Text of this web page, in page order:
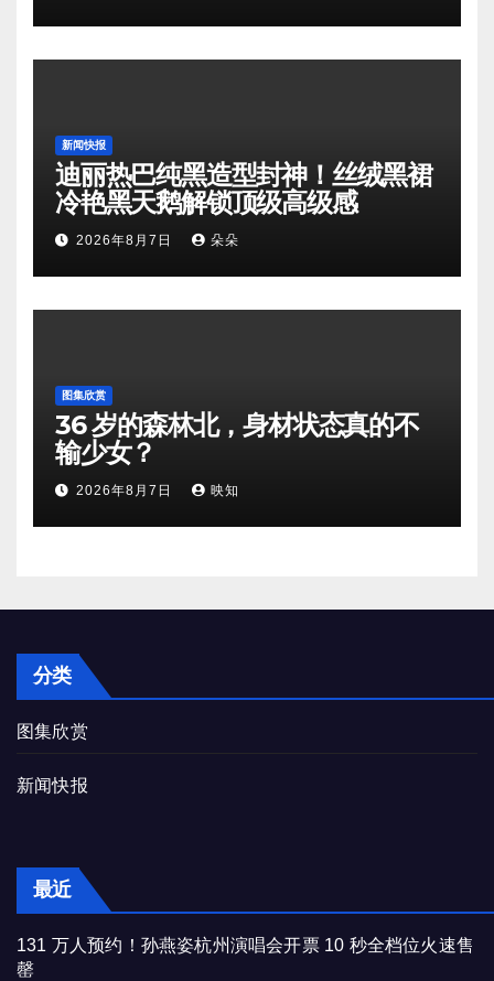
新闻快报
迪丽热巴纯黑造型封神！丝绒黑裙
冷艳黑天鹅解锁顶级高级感
2026年8月7日 朵朵
图集欣赏
36 岁的森林北，身材状态真的不
输少女？
2026年8月7日 映知
分类
图集欣赏
新闻快报
最近
131 万人预约！孙燕姿杭州演唱会开票 10 秒全档位火速售
罄